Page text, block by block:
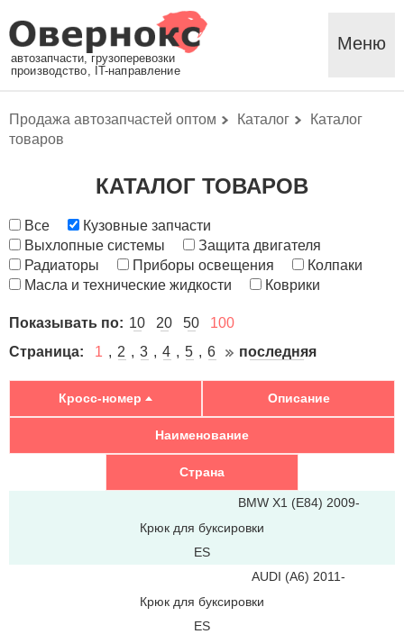
автозапчасти, грузоперевозки
производство, IT-направление
Меню
Продажа автозапчастей оптом Каталог
Каталог
товаров
КАТАЛОГ ТОВАРОВ
Все
Кузовные запчасти
Выхлопные системы
Защита двигателя
Радиаторы
Приборы освещения
Колпаки
Масла и технические жидкости
Коврики
Показывать по: 10 20 50
100
Страница:
1 2 3 4 5 6 последняя
Кросс-номер Описание
Наименование
Страна
BMW X1 (E84) 2009-
Крюк для буксировки
ES
AUDI (A6) 2011-
Крюк для буксировки
ES